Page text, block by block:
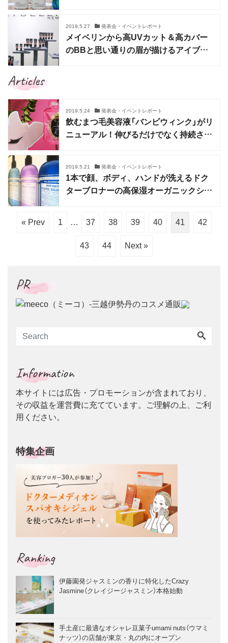
2019.5.27 発表会・イベントレポート
メイベリンから高UVカット＆高カバー
のBBと思い通りの眉が描けるアイブロ
Articles
2019.5.24 発表会・イベントレポート
飲むまつ毛美容液「バンビウィンク」がリ
ニューアル！伸びるだけでなく持続させ
2019.5.21 発表会・イベントレポート
1本で顔、ボディ、ハンドが洗えるドク
ターブロナーの高保湿オーガニックシュ
« Prev 1 … 37 38 39 40 41 42
43 44 Next »
PR
Information
本サイトには広告・プロモーションが含まれており、
その収益を運営費に充てています。ご理解の上、ご利
用ください。
特集企画
Ranking
伊藤園発ジャスミンの香りに特化したCrazy
Jasmine（クレイジージャスミン）本格始動
手土産に最適なオシャレ豆菓子umami nuts（ウマミ
ナッツ）の店舗が東京・丸の内にオープン